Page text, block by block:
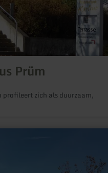
Prüm
profileert zich als duurzaam,